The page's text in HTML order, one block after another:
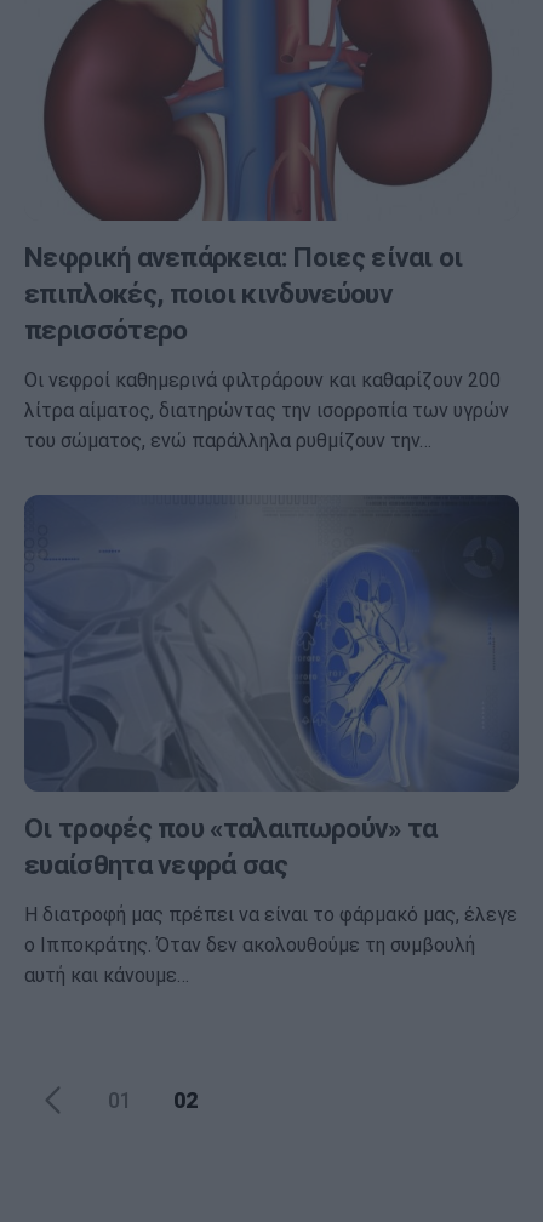
Νεφρική ανεπάρκεια: Ποιες είναι οι
επιπλοκές, ποιοι κινδυνεύουν
περισσότερο
Οι νεφροί καθημερινά φιλτράρουν και καθαρίζουν 200
λίτρα αίματος, διατηρώντας την ισορροπία των υγρών
του σώματος, ενώ παράλληλα ρυθμίζουν την…
Οι τροφές που «ταλαιπωρούν» τα
ευαίσθητα νεφρά σας
Η διατροφή μας πρέπει να είναι το φάρμακό μας, έλεγε
ο Ιπποκράτης. Όταν δεν ακολουθούμε τη συμβουλή
αυτή και κάνουμε…
02